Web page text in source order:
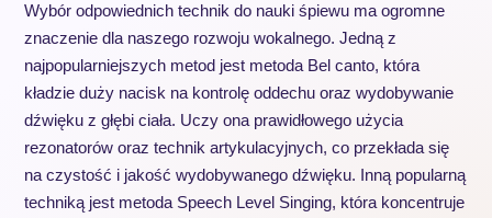
Wybór odpowiednich technik do nauki śpiewu ma ogromne
znaczenie dla naszego rozwoju wokalnego. Jedną z
najpopularniejszych metod jest metoda Bel canto, która
kładzie duży nacisk na kontrolę oddechu oraz wydobywanie
dźwięku z głębi ciała. Uczy ona prawidłowego użycia
rezonatorów oraz technik artykulacyjnych, co przekłada się
na czystość i jakość wydobywanego dźwięku. Inną popularną
techniką jest metoda Speech Level Singing, która koncentruje